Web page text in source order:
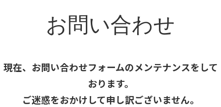
お問い合わせ
現在、お問い合わせフォームのメンテナンスをして
おります。
ご迷惑をおかけして申し訳ございません。